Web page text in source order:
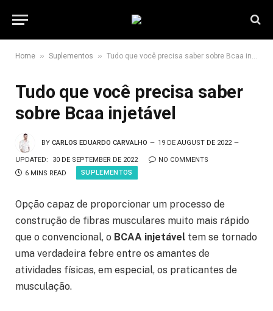
Home » Suplementos » Tudo que você precisa saber sobre Bcaa injetável
Tudo que você precisa saber
sobre Bcaa injetável
BY CARLOS EDUARDO CARVALHO 19 DE AUGUST DE 2022
UPDATED: 30 DE SEPTEMBER DE 2022
NO COMMENTS
6 MINS READ
SUPLEMENTOS
Opção capaz de proporcionar um processo de
construção de fibras musculares muito mais rápido
que o convencional, o BCAA injetável tem se tornado
uma verdadeira febre entre os amantes de
atividades físicas, em especial, os praticantes de
musculação.